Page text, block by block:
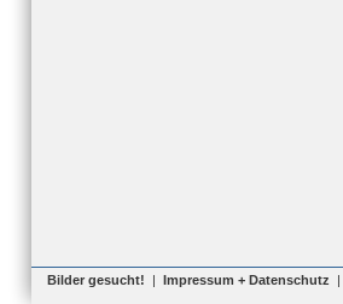
Bilder gesucht! | Impressum + Datenschutz |